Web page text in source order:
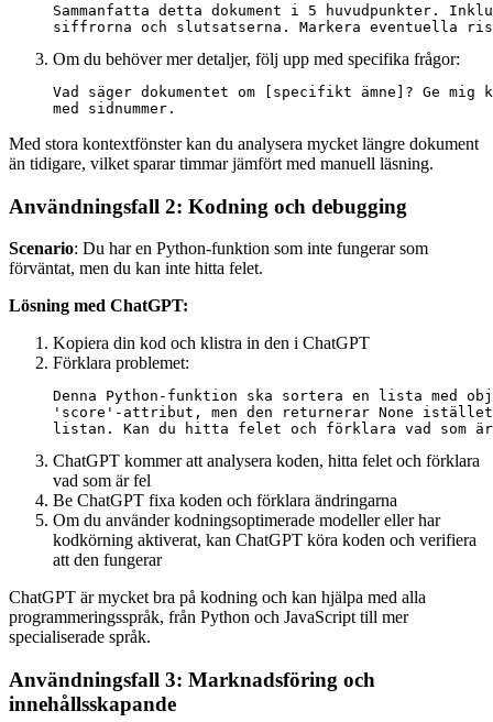
Sammanfatta detta dokument i 5 huvudpunkter.
Om du behöver mer detaljer, följ upp med specifika frågor:
Vad säger dokumentet om [specifikt ämne]? Ge mig
Med stora kontextfönster kan du analysera mycket längre dokument
än tidigare, vilket sparar timmar jämfört med manuell läsning.
Användningsfall 2: Kodning och debugging
Scenario: Du har en Python-funktion som inte fungerar som
förväntat, men du kan inte hitta felet.
Lösning med ChatGPT:
Kopiera din kod och klistra in den i ChatGPT
Förklara problemet:
Denna Python-funktion ska sortera en lista med
'score'-attribut, men den returnerar None
ChatGPT kommer att analysera koden, hitta felet och förklara
vad som är fel
Be ChatGPT fixa koden och förklara ändringarna
Om du använder kodningsoptimerade modeller eller har
kodkörning aktiverat, kan ChatGPT köra koden och verifiera
att den fungerar
ChatGPT är mycket bra på kodning och kan hjälpa med alla
programmeringsspråk, från Python och JavaScript till mer
specialiserade språk.
Användningsfall 3: Marknadsföring och
innehållsskapande